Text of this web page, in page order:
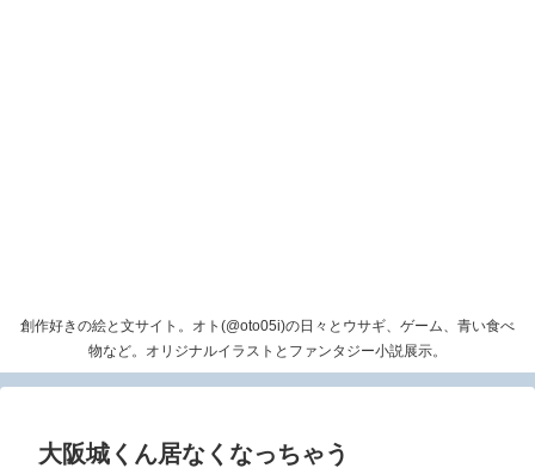
創作好きの絵と文サイト。オト(@oto05i)の日々とウサギ、ゲーム、青い食べ
物など。オリジナルイラストとファンタジー小説展示。
大阪城くん居なくなっちゃう